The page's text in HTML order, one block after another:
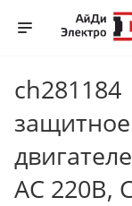
защитное
AC 220В,